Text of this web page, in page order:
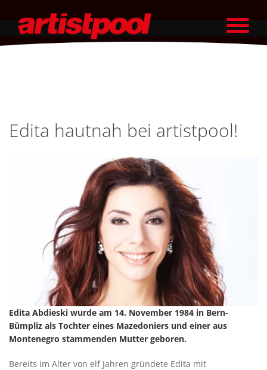
Edita hautnah bei artistpool!
Edita Abdieski wurde am 14. November 1984 in Bern-
Bümpliz als Tochter eines Mazedoniers und einer aus
Montenegro stammenden Mutter geboren.
Bereits im Alter von elf Jahren gründete Edita mit